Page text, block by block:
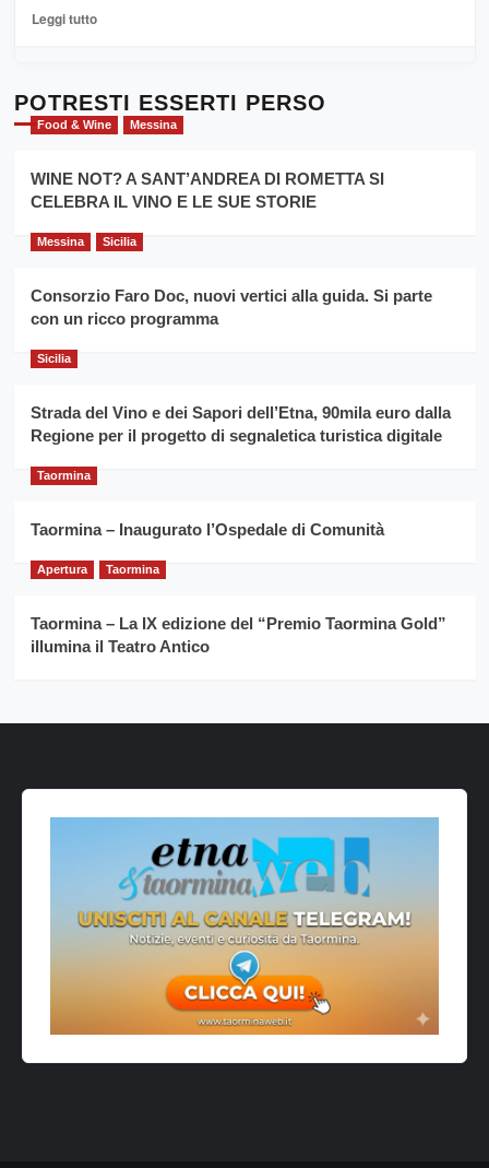
Sicilia
l’
evento
per
la
filiera
grano
Leggi tuttoLeggi
Cronoscalata
Giarre
Montesalice
per
il
anno
Franco
Caruso
POTRESTI ESSERTI PERSO
Food & Wine Messina
WINE NOT? A SANT’ANDREA DI ROMETTA SI
CELEBRA IL VINO E LE SUE STORIE
Messina Sicilia
Consorzio Faro Doc, nuovi vertici alla guida. Si parte
con un ricco programma
Sicilia
Strada del Vino e dei Sapori dell’Etna, 90mila euro dalla
Regione per il progetto di segnaletica turistica digitale
Taormina
Taormina – Inaugurato l’Ospedale di Comunità
Apertura Taormina
Taormina – La IX edizione del “Premio Taormina Gold”
illumina il Teatro Antico